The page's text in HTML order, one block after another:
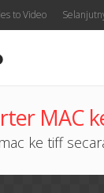
to Video
MAC
ke tiff